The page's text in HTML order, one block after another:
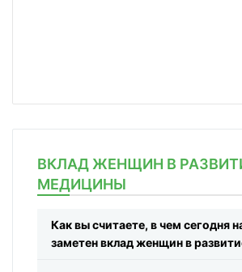
ВКЛАД ЖЕНЩИН В
МЕДИЦИНЫ
Как вы считаете, в чем сегодня
заметен вклад женщин в